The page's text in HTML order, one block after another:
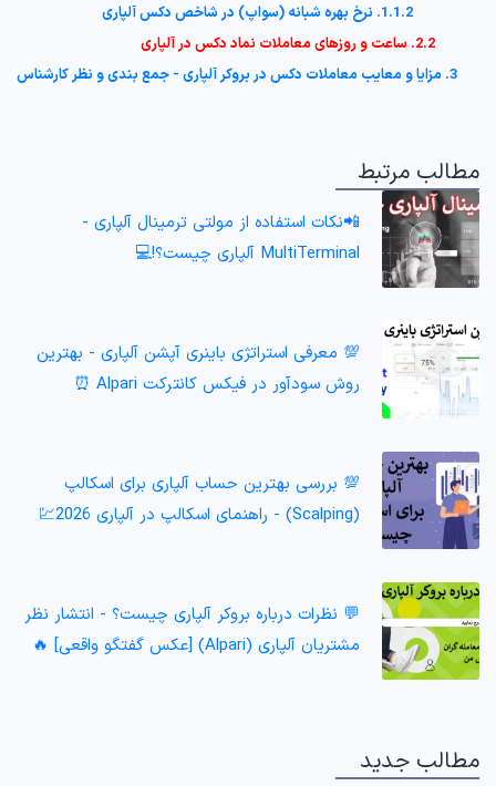
1.1.2. نرخ بهره شبانه (سواپ) در شاخص دکس آلپاری
2.2. ساعت و روزهای معاملات نماد دکس در آلپاری
3. مزایا و معایب معاملات دکس در بروکر آلپاری - جمع بندی و نظر کارشناس
مطالب مرتبط
📲نکات استفاده از مولتی ترمینال آلپاری -
MultiTerminal آلپاری چیست؟!💻
💯 معرفی استراتژی باینری آپشن آلپاری - بهترین
روش سودآور در فیکس کانترکت Alpari ⏰
💯 بررسی بهترین حساب آلپاری برای اسکالپ
(Scalping) - راهنمای اسکالپ در آلپاری 2026💹
💬 نظرات درباره بروکر آلپاری چیست؟ - انتشار نظر
مشتریان آلپاری (Alpari) [عکس گفتگو واقعی] 🔥
مطالب جدید